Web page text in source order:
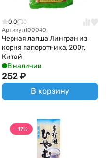
0.0
0
Артикул100040
Черная лапша Лингран из
корня папоротника, 200г,
Китай
В наличии
252₽
В корзину
-17%